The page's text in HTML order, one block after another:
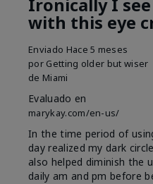
Ironically I
with this eye
Enviado Hace 5 meses
por Getting older but wiser
de Miami
Evaluado en
marykay.com/en-us/
In the time period of
day realized my dark
also helped diminish the
daily am and pm before